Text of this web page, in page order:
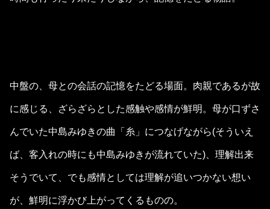
中盤の、母との会話の記憶をたどる場面。肉親であるが故
に感じる、ざらざらとした感触や感情が鮮明。母が口ずさ
んでいた中島みゆきの曲「糸」につなげながら(そういえ
ば、客入れの時にも中島みゆきが流れていた)、理解出来
そうでいて、でも感情としては理解が追いつかない想い
が、鮮明に浮かび上がってくるものの。